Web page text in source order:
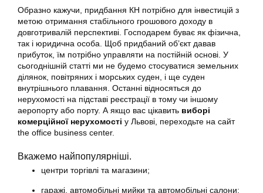
Образно кажучи, придбання КН потрібно для інвестицій з
метою отримання стабільного грошового доходу в
довготривалій перспективі. Господарем буває як фізична,
так і юридична особа. Щоб придбаний об’єкт давав
прибуток, їм потрібно управляти на постійній основі. У
сьогоднішній статті ми не будемо стосуватися земельних
ділянок, повітряних і морських суден, і ще суден
внутрішнього плавання. Останні відносяться до
нерухомості на підставі реєстрації в тому чи іншому
аеропорту або порту. А якщо вас цікавить виборі
комерційної нерухомості у Львові, переходьте на сайт
the office business center.
Вкажемо найпопулярніші.
центри торгівлі та магазини;
гаражі, автомобільні мийки та автомобільні салони;